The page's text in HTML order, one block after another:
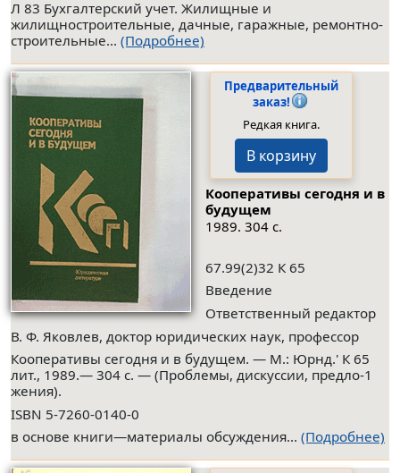
Л 83 Бухгалтерский учет. Жилищные и
жилищностроительные, дачные, гаражные, ремонтно-
строительные... (Подробнее)
Предварительный
заказ!
Редкая книга.
В корзину
Кооперативы сегодня и в
будущем
1989. 304 с.
67.99(2)32 К 65
Введение
Ответственный редактор
В. Ф. Яковлев, доктор юридических наук, профессор
Кооперативы сегодня и в будущем. — М.: Юрнд.' К 65
лит., 1989.— 304 с. — (Проблемы, дискуссии, предло-1
жения).
ISBN 5-7260-0140-0
в основе книги—материалы обсуждения... (Подробнее)